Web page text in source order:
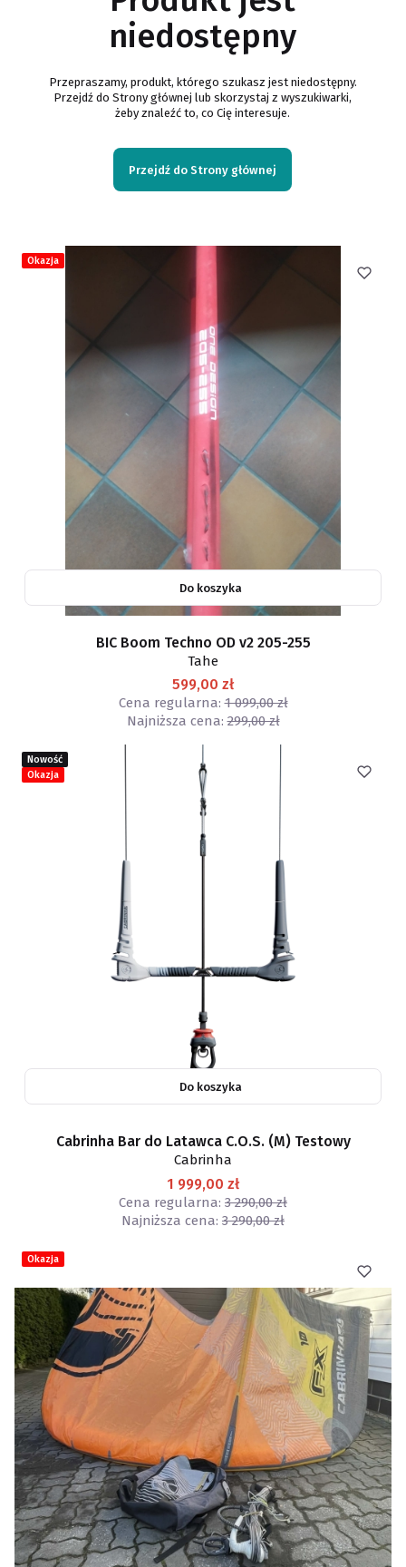
niedostępny
Przepraszamy, produkt, którego szukasz jest niedostępny.
Przejdź do Strony głównej lub skorzystaj z wyszukiwarki,
żeby znaleźć to, co Cię interesuje.
Przejdź do Strony głównej
Okazja
Do koszyka
BIC Boom Techno OD v2 205-255
Tahe
599,00 zł
Cena regularna: 1 099,00 zł
Najniższa cena: 299,00 zł
Okazja
Nowość
Do koszyka
Cabrinha Bar do Latawca C.O.S. (M) Testowy
Cabrinha
1 999,00 zł
Cena regularna: 3 290,00 zł
Najniższa cena: 3 290,00 zł
Okazja